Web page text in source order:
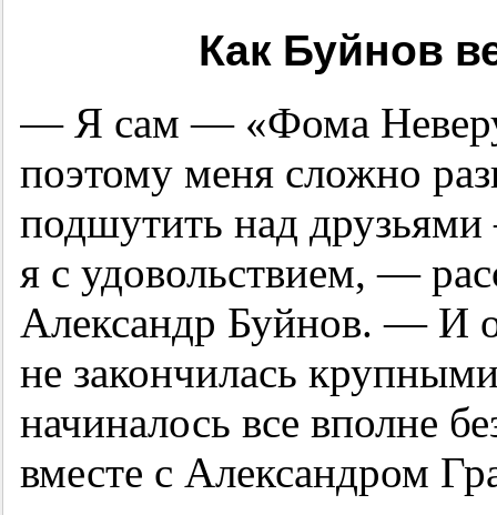
Как Буйнов
— Я сам — «Фома
поэтому меня сложно
подшутить над
я с удовольствием, —
Александр Буйнов. — И
не закончилась
начиналось все вполне
вместе с Александром